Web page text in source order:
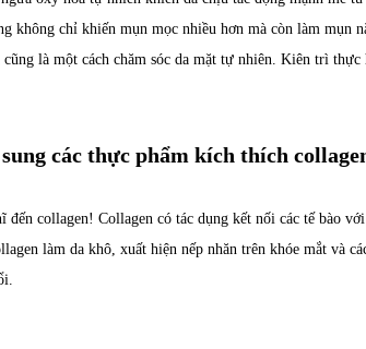
không chỉ khiến mụn mọc nhiều hơn mà còn làm mụn
là một cách chăm sóc da mặt tự nhiên. Kiên trì thực
các thực phẩm kích thích
đến collagen! Collagen có tác dụng kết nối các tế bào
làm da khô, xuất hiện nếp nhăn trên khóe mắt và